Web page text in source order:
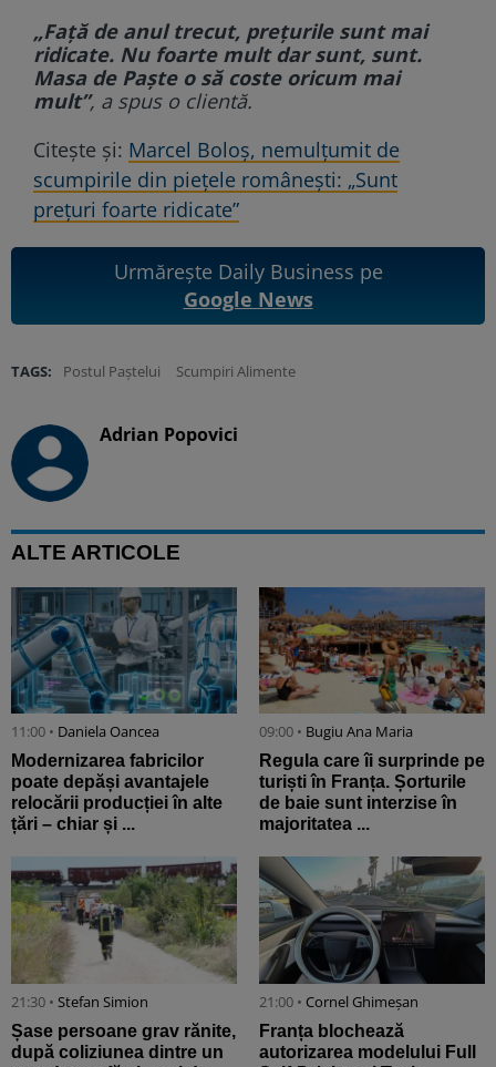
„Față de anul trecut, prețurile sunt mai
ridicate. Nu foarte mult dar sunt, sunt.
Masa de Paște o să coste oricum mai
mult”, a spus o clientă.
Citește și: Marcel Boloș, nemulțumit de
scumpirile din piețele românești: „Sunt
prețuri foarte ridicate”
Urmărește Daily Business pe
Google News
TAGS: Postul Paștelui Scumpiri Alimente
Adrian Popovici
ALTE ARTICOLE
11:00 • Daniela Oancea
Modernizarea fabricilor
poate depăși avantajele
relocării producției în alte
țări – chiar și ...
09:00 • Bugiu ⁠Ana Maria
Regula care îi surprinde pe
turiști în Franța. Șorturile
de baie sunt interzise în
majoritatea ...
21:30 • Stefan Simion
Șase persoane grav rănite,
după coliziunea dintre un
21:00 • Cornel Ghimeșan
Franța blochează
autorizarea modelului Full